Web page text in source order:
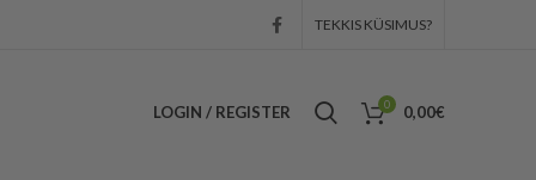
TEKKIS KÜSIMUS?
LOGIN / REGISTER 0 0,00€